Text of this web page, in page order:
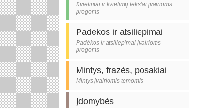
Kvietimai ir kvietimų tekstai įvairioms
progoms
Padėkos ir atsiliepimai
Padėkos ir atsiliepimai įvairioms
progoms
Mintys, frazės, posakiai
Mintys įvairiomis temomis
Įdomybės